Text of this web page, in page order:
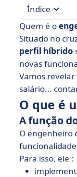
Índice
• O que é
• Como
• Quais
•
Quem é o
Situado no
perfil híbrido
novas
Vamos
salário...
O que é
A função
O engenheiro
Para isso, ele :